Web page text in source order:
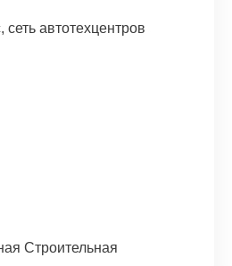
автотехцентров
Строительная